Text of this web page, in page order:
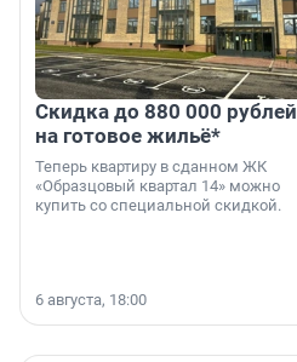
Скидка до 880 000 рублей
на готовое жильё*
Теперь квартиру в сданном ЖК
«Образцовый квартал 14» можно
купить со специальной скидкой.
6 августа, 18:00